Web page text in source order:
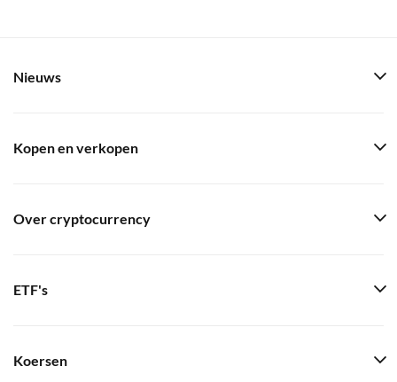
Nieuws
Kopen en verkopen
Over cryptocurrency
ETF's
Koersen